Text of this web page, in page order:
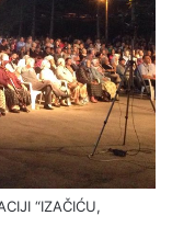
“IZAČIĆU,